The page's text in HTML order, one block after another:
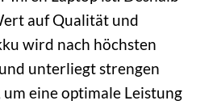
auf Qualität und
wird nach höchsten
unterliegt strengen
eine optimale Leistung